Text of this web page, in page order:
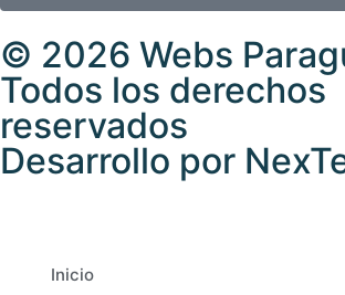
© 2026 Webs
Todos los derechos
reservados
Desarrollo por
Inicio